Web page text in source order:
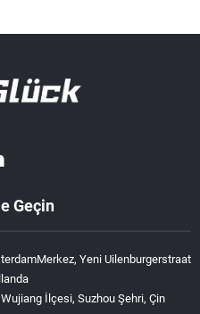
Geçin
Yeni Uilenburgerstraat
İlçesi, Suzhou Şehri, Çin